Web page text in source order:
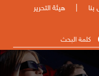
| هيئة التحرير